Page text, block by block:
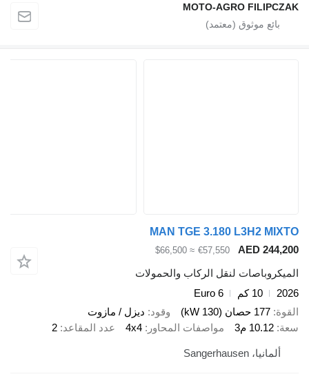
MOTO-AGRO
MAN TGE 3.180 L3H2
AED
€57,550
≈ $66,500
لنقل الركاب والحمولات
10 كم
Euro 6
177 حصان (130 kW)
وقود
ديزل / مازوت
10.12 م3
مواصفات المحاور 4x4 عدد المقاعد 2